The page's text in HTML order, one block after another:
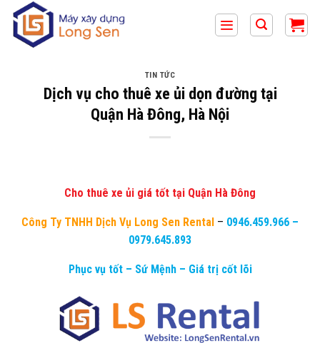
qua
TIN TỨC
Dịch vụ cho thuê xe ủi dọn đường tại
Quận Hà Đông, Hà Nội
Cho thuê xe ủi giá tốt tại Quận Hà Đông
Công Ty TNHH Dịch Vụ Long Sen Rental – 0946.459.966 –
0979.645.893
Phục vụ tốt – Sứ Mệnh – Giá trị cốt lõi